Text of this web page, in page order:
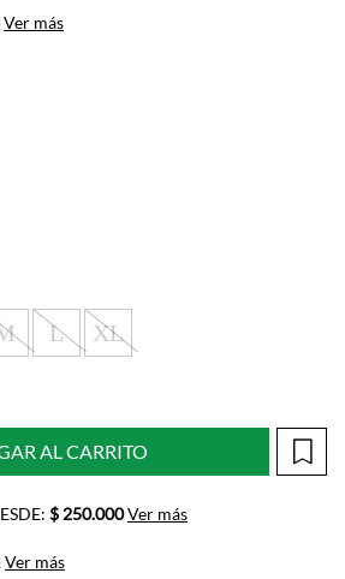
Ver más
L XL
AL CARRITO
$ 250.000Ver más
Ver más